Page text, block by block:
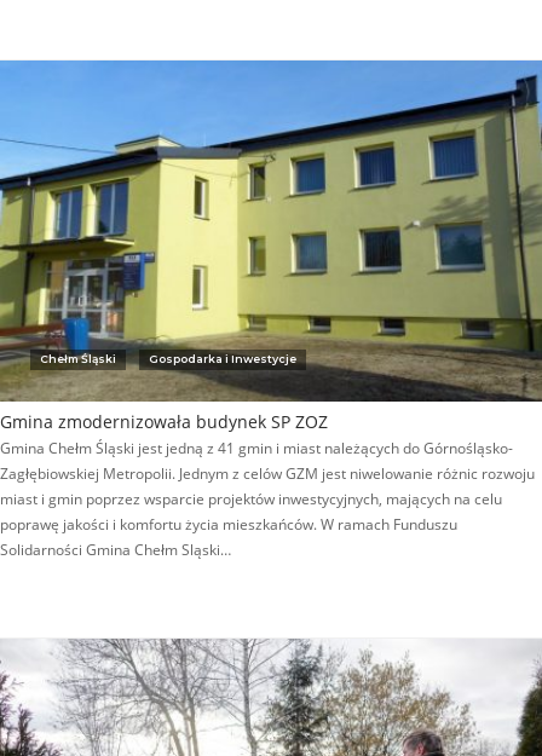
Chełm Śląski Gospodarka i Inwestycje
Gmina zmodernizowała budynek SP ZOZ
Gmina Chełm Śląski jest jedną z 41 gmin i miast należących do Górnośląsko-
Zagłębiowskiej Metropolii. Jednym z celów GZM jest niwelowanie różnic rozwoju
miast i gmin poprzez wsparcie projektów inwestycyjnych, mających na celu
poprawę jakości i komfortu życia mieszkańców. W ramach Funduszu
Solidarności Gmina Chełm Sląski…